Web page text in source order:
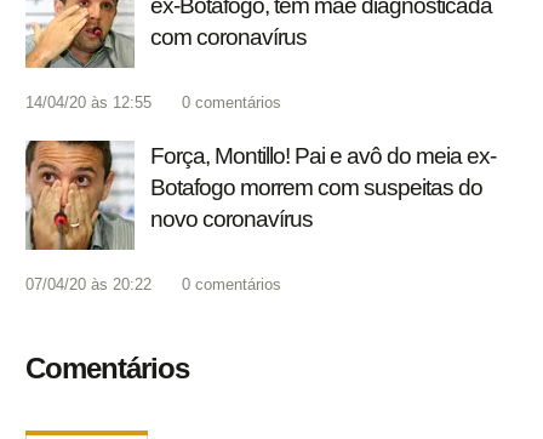
ex-Botafogo, tem mãe diagnosticada
com coronavírus
14/04/20 às 12:55 0 comentários
Força, Montillo! Pai e avô do meia ex-
Botafogo morrem com suspeitas do
novo coronavírus
07/04/20 às 20:22 0 comentários
Comentários